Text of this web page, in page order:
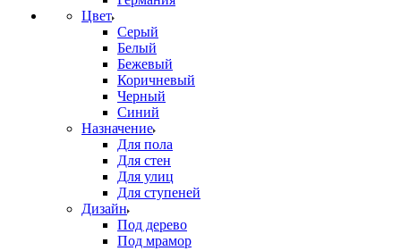
Цвет
Серый
Белый
Бежевый
Коричневый
Черный
Синий
Назначение
Для пола
Для стен
Для улиц
Для ступеней
Дизайн
Под дерево
Под мрамор